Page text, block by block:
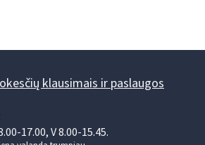
klausimais ir paslaugos
17.00, V 8.00-15.45.